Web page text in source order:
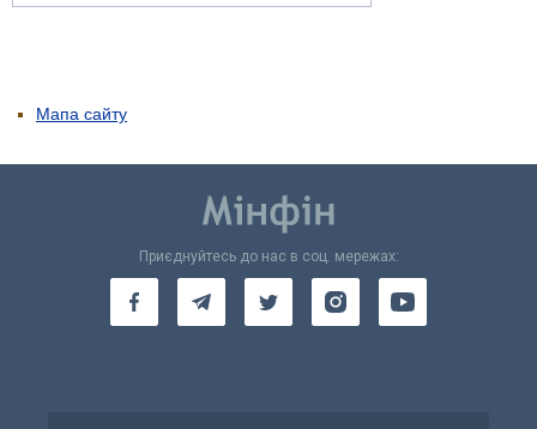
Мапа сайту
Приєднуйтесь до нас в соц. мережах: